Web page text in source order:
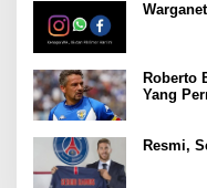
Roberto
Yang
Resmi,